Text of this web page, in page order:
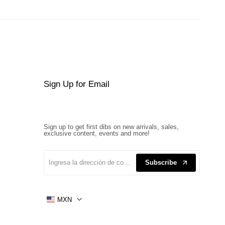
Sign Up for Email
Sign up to get first dibs on new arrivals, sales,
exclusive content, events and more!
Subscribe
MXN